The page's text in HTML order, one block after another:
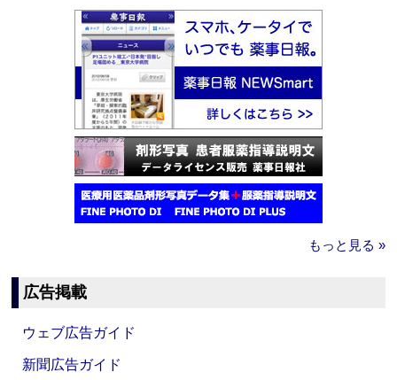
もっと見る »
広告掲載
ウェブ広告ガイド
新聞広告ガイド